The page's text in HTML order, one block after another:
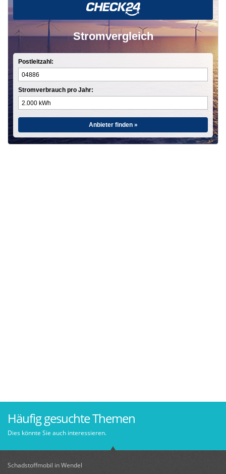
Stromvergleich
Postleitzahl:
Stromverbrauch pro Jahr:
Anbieter finden »
Häufig gesuchte Themen
Dies könnte Sie auch interessieren.
Schadstoffmobil in Wendel